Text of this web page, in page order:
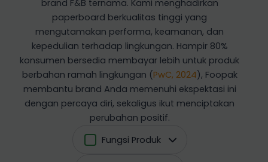
brand F&B ternama. Kami menghadirkan
paperboard berkualitas tinggi yang
mengutamakan performa, keamanan, dan
kepedulian terhadap lingkungan. Hampir 80%
konsumen bersedia membayar lebih untuk produk
berbahan ramah lingkungan (PwC, 2024), Foopak
membantu brand Anda memenuhi ekspektasi ini
dengan percaya diri, sekaligus ikut menciptakan
perubahan positif.
Fungsi Produk